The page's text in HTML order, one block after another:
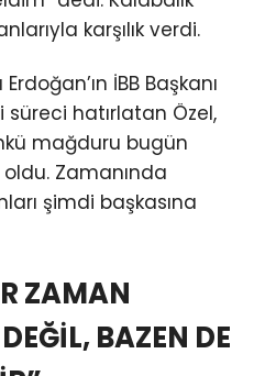
karşılık verdi.
İBB Başkanı
hatırlatan Özel,
mağduru bugün
Zamanında
şimdi başkasına
ZAMAN
BAZEN DE